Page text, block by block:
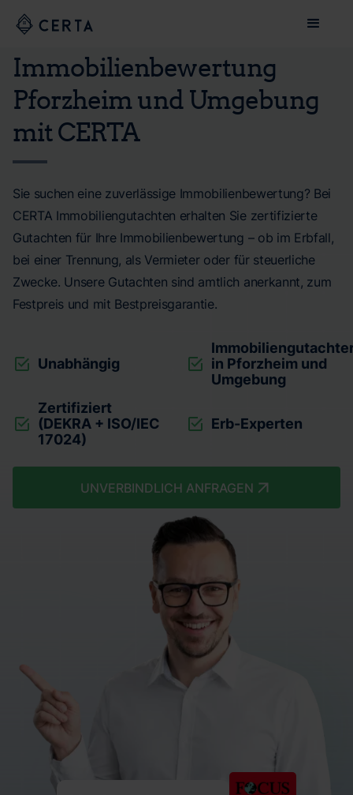
Immobilienbewertung
Pforzheim und Umgebung
mit CERTA
Sie suchen eine zuverlässige Immobilienbewertung? Bei
CERTA Immobiliengutachten erhalten Sie zertifizierte
Gutachten für Ihre Immobilienbewertung – ob im Erbfall,
bei einer Trennung, als Vermieter oder für steuerliche
Zwecke. Unsere Gutachten sind amtlich anerkannt, zum
Festpreis und mit Bestpreisgarantie.
Unabhängig
in Pforzheim und
Umgebung
Zertifiziert
(DEKRA + ISO/IEC
17024)
Erb-Experten
UNVERBINDLICH ANFRAGEN